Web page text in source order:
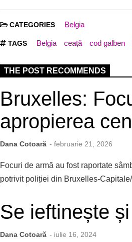
CATEGORIES Belgia
TAGS Belgia ceață cod galben
THE POST RECOMMENDS
Bruxelles:
apropierea
Dana Cotoară - februarie 21, 2026
Focuri de armă au fost raportate
potrivit poliției din Bruxelles-
Se ieftinește
Dana Cotoară - iulie 16, 2024